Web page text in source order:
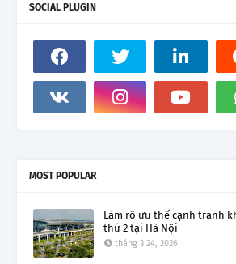
SOCIAL PLUGIN
MOST POPULAR
Làm rõ ưu thế cạnh tranh
thứ 2 tại Hà Nội
tháng 3 24, 2026